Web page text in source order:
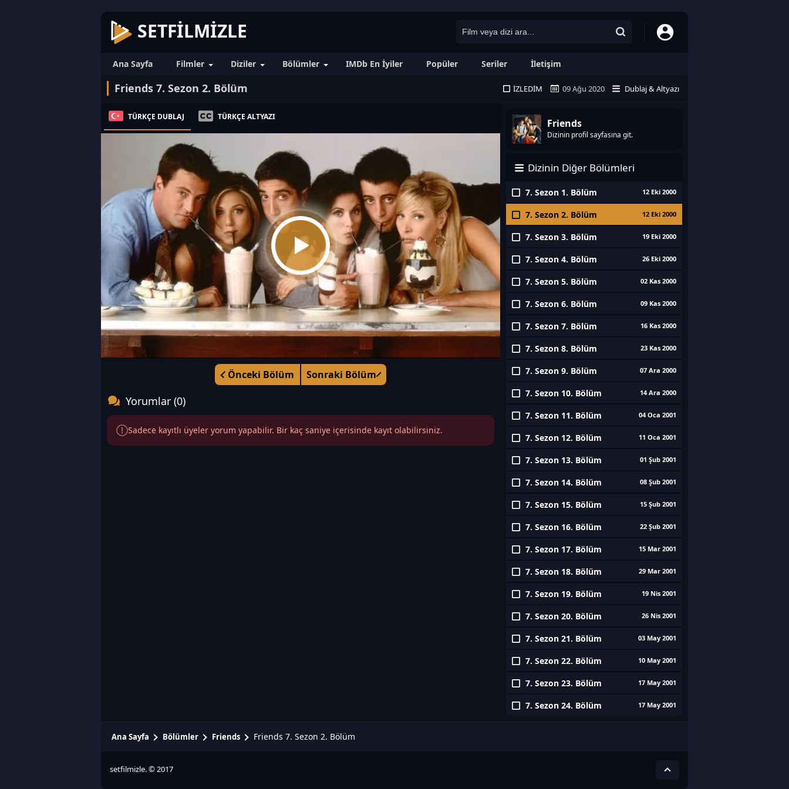
SETFILMIZLE
Ana Sayfa Filmler Diziler Bölümler IMDb En İyiler Popüler Seriler İletişim
Friends 7. Sezon 2. Bölüm İZLEDIM 09 Ağu 2020 Dublaj & Altyazı
TÜRKÇE DUBLAJ TÜRKÇE ALTYAZI
Önceki Bölüm Sonraki Bölüm
Friends
Dizinin profil sayfasına git.
Dizinin Diğer Bölümleri
7. Sezon 1. Bölüm 12 Eki 2000
7. Sezon 2. Bölüm 12 Eki 2000
7. Sezon 3. Bölüm 19 Eki 2000
7. Sezon 4. Bölüm 26 Eki 2000
7. Sezon 5. Bölüm 02 Kas 2000
7. Sezon 6. Bölüm 09 Kas 2000
7. Sezon 7. Bölüm 16 Kas 2000
7. Sezon 8. Bölüm 23 Kas 2000
7. Sezon 9. Bölüm 07 Ara 2000
7. Sezon 10. Bölüm 14 Ara 2000
7. Sezon 11. Bölüm 04 Oca 2001
7. Sezon 12. Bölüm 11 Oca 2001
7. Sezon 13. Bölüm 01 Şub 2001
7. Sezon 14. Bölüm 08 Şub 2001
7. Sezon 15. Bölüm 15 Şub 2001
7. Sezon 16. Bölüm 22 Şub 2001
7. Sezon 17. Bölüm 15 Mar 2001
7. Sezon 18. Bölüm 29 Mar 2001
7. Sezon 19. Bölüm 19 Nis 2001
7. Sezon 20. Bölüm 26 Nis 2001
7. Sezon 21. Bölüm 03 May 2001
7. Sezon 22. Bölüm 10 May 2001
7. Sezon 23. Bölüm 17 May 2001
7. Sezon 24. Bölüm 17 May 2001
Yorumlar (0)
Sadece kayıtlı üyeler yorum yapabilir. Bir kaç saniye içerisinde kayıt olabilirsiniz.
Ana Sayfa Bölümler Friends Friends 7. Sezon 2. Bölüm
setfilmizle. © 2017